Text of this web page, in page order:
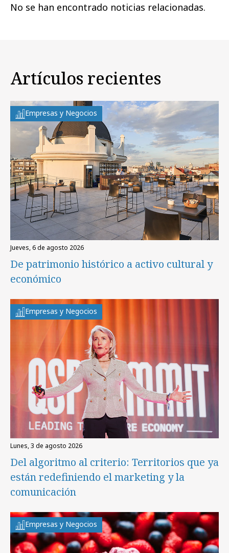
No se han encontrado noticias relacionadas.
Artículos recientes
Empresas y Negocios
jueves, 6 de agosto 2026
De patrimonio histórico a activo cultural y
económico
Empresas y Negocios
lunes, 3 de agosto 2026
Del algoritmo al criterio: Territorios que ya
están redefiniendo el marketing y la
comunicación
Empresas y Negocios